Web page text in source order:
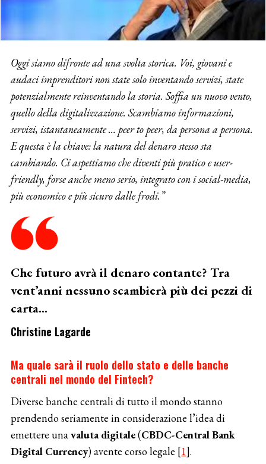
Oggi siamo difronte ad una svolta storica. Voi, giovani e
audaci imprenditori non state solo inventando servizi, state
potenzialmente reinventando la storia. Soffia un nuovo vento,
quello della digitalizzazione. Scambiamo informazioni,
servizi, istantaneamente … peer to peer, da persona a persona.
E questa è la chiave: la natura del denaro stesso sta
cambiando. Ci aspettiamo che diventi più pratico e user-
friendly, forse anche meno serio, integrato con i social-media,
più economico e più sicuro dalle frodi.”
Che futuro avrà il denaro contante? Tra
vent’anni nessuno scambierà più dei pezzi di
carta…
Christine Lagarde
Ma quale sarà il ruolo dello stato e delle banche
centrali nel mondo del Fintech?
Diverse banche centrali di tutto il mondo stanno
prendendo seriamente in considerazione l’idea di
emettere unavaluta digitale(CBDC-Central Bank
Digital Currency) avente corso legale [1].